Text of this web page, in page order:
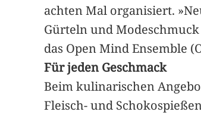
achten Mal organisiert.
Gürteln und
das Open Mind Ensemble
Für jeden Geschmack
Beim kulinarischen
Fleisch- und